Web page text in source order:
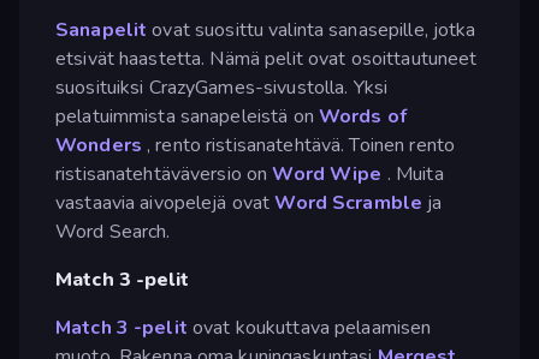
Sanapelit ovat suosittu valinta sanasepille, jotka
etsivät haastetta. Nämä pelit ovat osoittautuneet
suosituiksi CrazyGames-sivustolla. Yksi
pelatuimmista sanapeleistä on Words of
Wonders , rento ristisanatehtävä. Toinen rento
ristisanatehtäväversio onWord Wipe . Muita
vastaavia aivopelejä ovatWord Scramble ja
Word Search.
Match 3 -pelit
Match 3 -pelit ovat koukuttava pelaamisen